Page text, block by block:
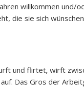
willkommen und/
die sie sich
und flirtet, wirft
Das Gros der